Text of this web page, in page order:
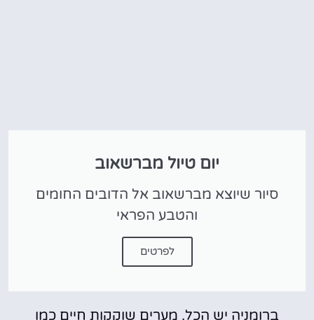
יום טיול מברשאוב
סיור שיוצא מברשאוב אל הדובים החומים
והטבע הפראי
לפרטים
ברומניה יש הכל. מערים שוקקות חיים כמו